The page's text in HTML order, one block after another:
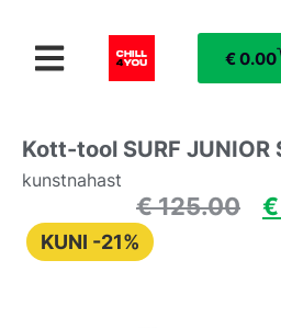
€0.00
Kott-tool SURF JUNIOR
kunstnahast
€125.00 €
KUNI -21%